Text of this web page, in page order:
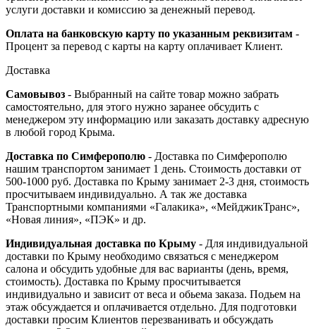
услуги доставки и комиссию за денежный перевод.
Оплата на банковскую карту по указанным реквизитам -
Процент за перевод с карты на карту оплачивает Клиент.
Доставка
Самовывоз - Выбранный на сайте товар можно забрать
самостоятельно, для этого нужно заранее обсудить с
менеджером эту информацию или заказать доставку адресную
в любой город Крыма.
Доставка по Симферополю - Доставка по Симферополю
нашим транспортом занимает 1 день. Стоимость доставки от
500-1000 руб. Доставка по Крыму занимает 2-3 дня, стоимость
просчитываем индивидуально. А так же доставка
Транспортными компаниями «Галакика», «МейджикТранс»,
«Новая линия», «ПЭК» и др.
Индивидуальная доставка по Крыму - Для индивидуальной
доставки по Крыму необходимо связаться с менеджером
салона и обсудить удобные для вас варианты (день, время,
стоимость). Доставка по Крыму просчитывается
индивидуально и зависит от веса и обьема заказа. Подьем на
этаж обсуждается и оплачивается отдельно. Для подготовки
доставки просим Клиентов перезванивать и обсуждать